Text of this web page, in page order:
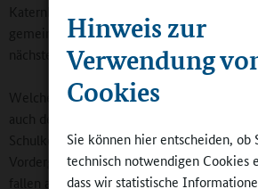
Hinweis zur
Verwendung
Cookies
Sie können hier entscheiden, ob
technisch notwendigen Cookies
dass wir statistische
Katernberg ergänzt: „Der Herausforderung
gemeinsam mit Schülerinnen, Schülern und
nächsten Jahren.“
Welche Prioritäten gesetzt werden, ob
auch der Rhythmisierung annehmen wird,
Schulkonferenz. „Denn der Teamgedanke
Vordergrund. Ideen, auch
fallen auf fruchtbaren Boden. Was eben